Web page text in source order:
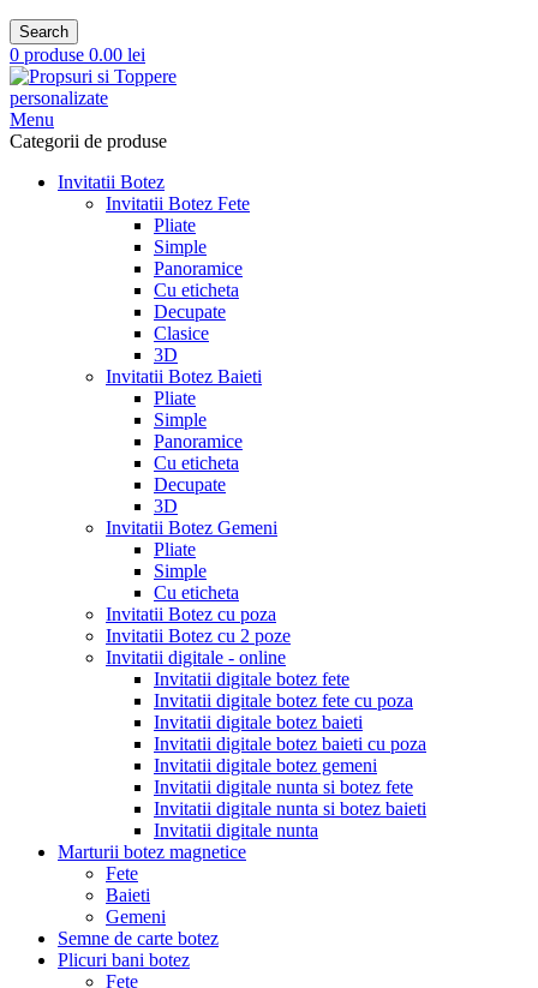
Search
0 produse 0.00 lei
Menu
Categorii de produse
Invitatii Botez
Invitatii Botez Fete
Pliate
Simple
Panoramice
Cu eticheta
Decupate
Clasice
3D
Invitatii Botez Baieti
Pliate
Simple
Panoramice
Cu eticheta
Decupate
3D
Invitatii Botez Gemeni
Pliate
Simple
Cu eticheta
Invitatii Botez cu poza
Invitatii Botez cu 2 poze
Invitatii digitale - online
Invitatii digitale botez fete
Invitatii digitale botez fete cu poza
Invitatii digitale botez baieti
Invitatii digitale botez baieti cu poza
Invitatii digitale botez gemeni
Invitatii digitale nunta si botez fete
Invitatii digitale nunta si botez baieti
Invitatii digitale nunta
Marturii botez magnetice
Fete
Baieti
Gemeni
Semne de carte botez
Plicuri bani botez
Fete